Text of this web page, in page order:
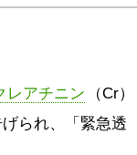
レアチニン
（Cr）
げられ、「緊急透